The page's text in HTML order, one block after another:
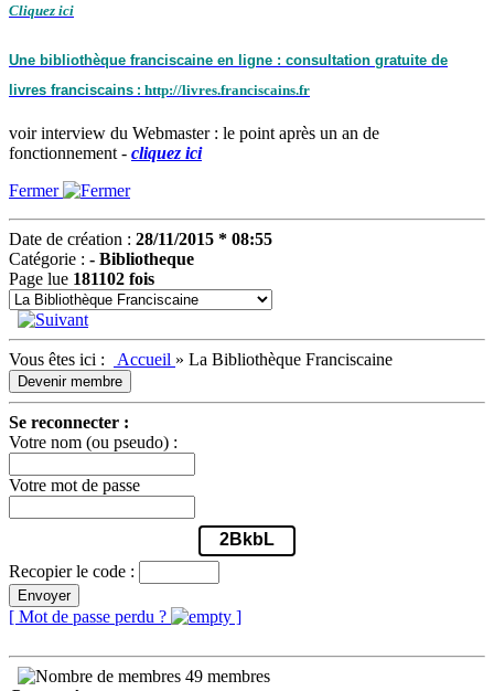
Cliquez ici
Une bibliothèque franciscaine en ligne : consultation gratuite de
livres franciscains : http://livres.franciscains.fr
voir interview du Webmaster : le point après un an de
fonctionnement - cliquez ici
Fermer
Date de création : 28/11/2015 * 08:55
Catégorie : - Bibliotheque
Page lue 181102 fois
Vous êtes ici : Accueil » La Bibliothèque Franciscaine
Devenir membre
Se reconnecter :
Votre nom (ou pseudo) :
Votre mot de passe
2BkbL
Recopier le code :
Envoyer
[ Mot de passe perdu ? ]
49 membres